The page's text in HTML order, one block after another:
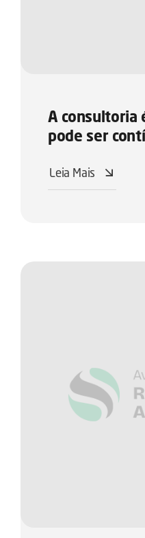
A consultoria
pode ser
Leia Mais